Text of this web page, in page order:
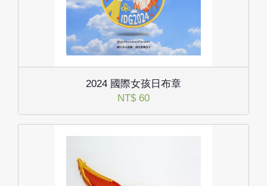
2024 國際女孩日布章
NT$ 60